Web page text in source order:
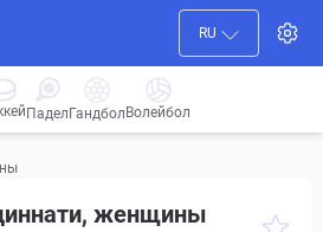
RU
ПаделГандбол Волейбол
женщины